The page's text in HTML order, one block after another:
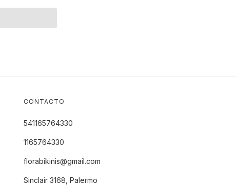
CONTACTO
541165764330
1165764330
florabikinis@gmail.com
Sinclair 3168, Palermo